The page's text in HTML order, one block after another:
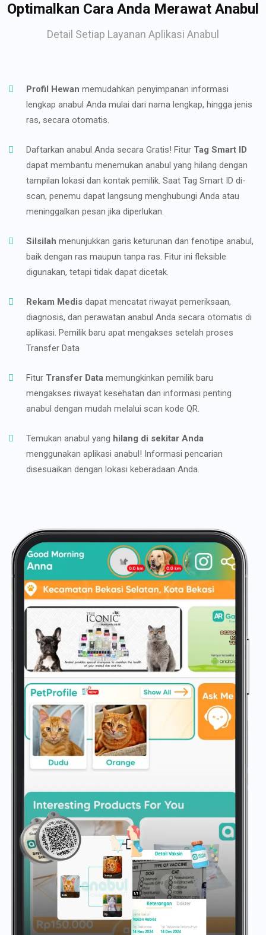
Optimalkan Cara Anda Merawat Anabul
Detail Setiap Layanan Aplikasi Anabul
Profil Hewan memudahkan penyimpanan informasi
lengkap anabul Anda mulai dari nama lengkap, hingga jenis
ras, secara otomatis.
Daftarkan anabul Anda secara Gratis! Fitur Tag Smart ID
dapat membantu menemukan anabul yang hilang dengan
tampilan lokasi dan kontak pemilik. Saat Tag Smart ID di-
scan, penemu dapat langsung menghubungi Anda atau
meninggalkan pesan jika diperlukan.
Silsilah menunjukkan garis keturunan dan fenotipe anabul,
baik dengan ras maupun tanpa ras. Fitur ini fleksible
digunakan, tetapi tidak dapat dicetak.
Rekam Medis dapat mencatat riwayat pemeriksaan,
diagnosis, dan perawatan anabul Anda secara otomatis di
aplikasi. Pemilik baru apat mengakses setelah proses
Transfer Data
Fitur Transfer Data memungkinkan pemilik baru
mengakses riwayat kesehatan dan informasi penting
anabul dengan mudah melalui scan kode QR.
Temukan anabul yang hilang di sekitar Anda
menggunakan aplikasi anabul! Informasi pencarian
disesuaikan dengan lokasi keberadaan Anda.